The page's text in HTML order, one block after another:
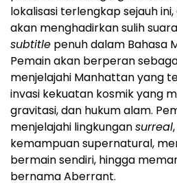
lokalisasi terlengkap sejauh ini,
akan menghadirkan sulih
subtitle penuh dalam Bahasa
Pemain akan berperan
menjelajahi Manhattan yang
invasi kekuatan kosmik yang
gravitasi, dan hukum alam.
menjelajahi lingkungansurreal
kemampuan supernatural,
bermain sendiri, hingga
bernama Aberrant.